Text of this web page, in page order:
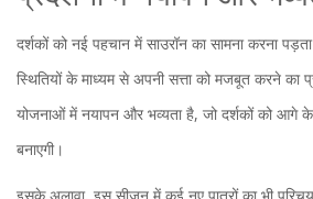
दर्शकों को नई पहचान में साउरॉन का सामना करना
स्थितियों के माध्यम से अपनी सत्ता को मजबूत करने का
योजनाओं में नयापन और भव्यता है, जो दर्शकों को आगे
बनाएगी।